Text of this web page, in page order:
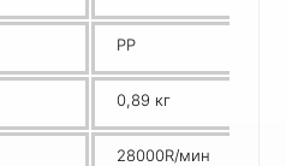
PP
0,89 кг
28000R/мин